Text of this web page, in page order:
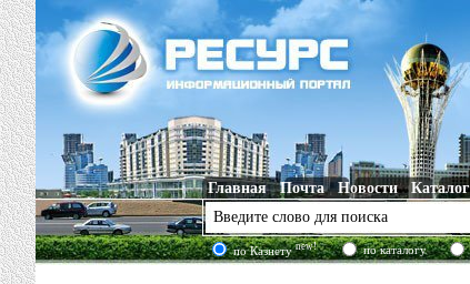
Главная Почта Новости Каталог
по Казнетуnew! по каталогу